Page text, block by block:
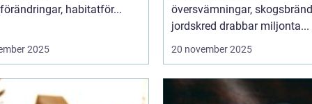
habitatför...
2025
översvämningar,
jordskred drabbar miljonta...
20 november 2025